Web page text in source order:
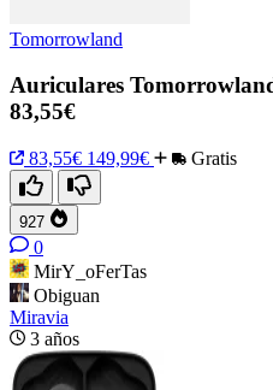
Tomorrowland
Auriculares
83,55€
83,55€ 149,99€ Gratis
927
0
MirY_oFerTas
Obiguan
Miravia
3 años